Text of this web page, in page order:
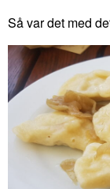
Så var det med